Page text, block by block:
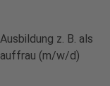
z. B. als
(m/w/d)